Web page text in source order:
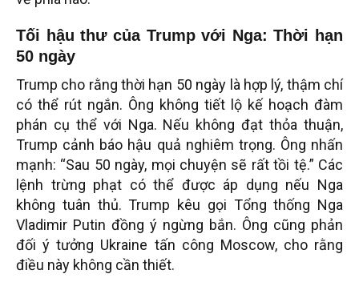
Tối hậu thư của Trump với Nga: Thời hạn
50 ngày
Trump cho rằng thời hạn 50 ngày là hợp lý, thậm chí
có thể rút ngắn. Ông không tiết lộ kế hoạch đàm
phán cụ thể với Nga. Nếu không đạt thỏa thuận,
Trump cảnh báo hậu quả nghiêm trọng. Ông nhấn
mạnh: “Sau 50 ngày, mọi chuyện sẽ rất tồi tệ.” Các
lệnh trừng phạt có thể được áp dụng nếu Nga
không tuân thủ. Trump kêu gọi Tổng thống Nga
Vladimir Putin đồng ý ngừng bắn. Ông cũng phản
đối ý tưởng Ukraine tấn công Moscow, cho rằng
điều này không cần thiết.